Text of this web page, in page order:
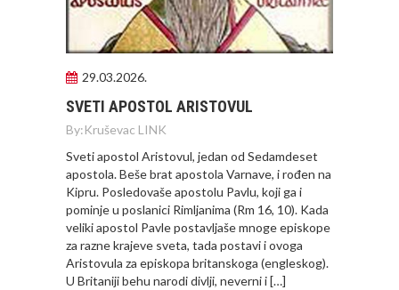
29.03.2026.
SVETI APOSTOL ARISTOVUL
By:Kruševac LINK
Sveti apostol Aristovul, jedan od Sedamdeset
apostola. Beše brat apostola Varnave, i rođen na
Kipru. Posledovaše apostolu Pavlu, koji ga i
pominje u poslanici Rimljanima (Rm 16, 10). Kada
veliki apostol Pavle postavljaše mnoge episkope
za razne krajeve sveta, tada postavi i ovoga
Aristovula za episkopa britanskoga (engleskog).
U Britaniji behu narodi divlji, neverni i […]